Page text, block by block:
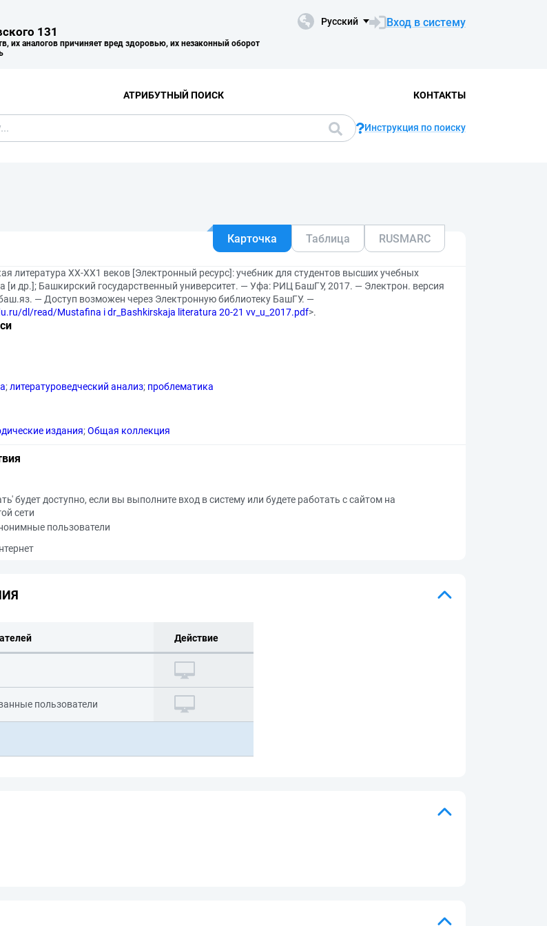
131
их аналогов причиняет вред здоровью, их незаконный оборот
Русский Вход в систему
АТРИБУТНЫЙ ПОИСК КОНТАКТЫ
Инструкция по поиску
Карточка Таблица RUSMARC
литература XX-XX1 веков [Электронный ресурс]: учебник для студентов высших учебных
[и др.]; Башкирский государственный университет. — Уфа: РИЦ БашГУ, 2017. — Электрон. версия
— Доступ возможен через Электронную библиотеку БашГУ. —
dl/read/Mustafina i dr_Bashkirskaja literatura 20-21 vv_u_2017.pdf>.
;литературоведческий анализ; проблематика
издания;Общая коллекция
будет доступно, если вы выполните вход в систему или будете работать с сайтом на
сети
пользователи
Действие
пользователи